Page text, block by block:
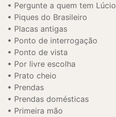
Pergunte a quem tem Lúcio
Piques do Brasileiro
Placas antigas
Ponto de interrogação
Ponto de vista
Por livre escolha
Prato cheio
Prendas
Prendas domésticas
Primeira mão